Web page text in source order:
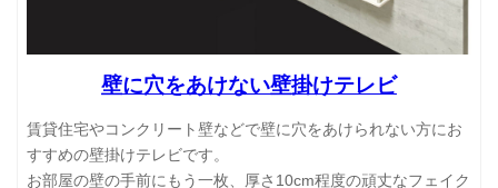
壁に穴をあけない壁掛けテレビ
賃貸住宅やコンクリート壁などで壁に穴をあけられない方にお
すすめの壁掛けテレビです。
お部屋の壁の手前にもう一枚、厚さ10cm程度の頑丈なフェイク